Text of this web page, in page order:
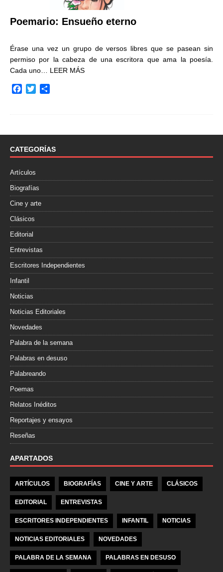
Poemario: Ensueño eterno
Érase una vez un grupo de versos libres que se pasean sin
permiso por la cabeza de una escritora que ama la poesía.
Cada uno… LEER MÁS
o
k
r
t
i
CATEGORÍAS
Artículos
Biografías
Cine y arte
Clásicos
Editorial
Entrevistas
Escritores Independientes
Infantil
Noticias
Noticias Editoriales
Novedades
Palabra de la semana
Palabras en desuso
Palabreando
Poemas
Relatos Inéditos
Reportajes y ensayos
Reseñas
APARTADOS
ARTÍCULOS BIOGRAFÍAS CINE Y ARTE CLÁSICOS
EDITORIAL ENTREVISTAS
ESCRITORES INDEPENDIENTES INFANTIL NOTICIAS
NOTICIAS EDITORIALES NOVEDADES
PALABRA DE LA SEMANA PALABRAS EN DESUSO